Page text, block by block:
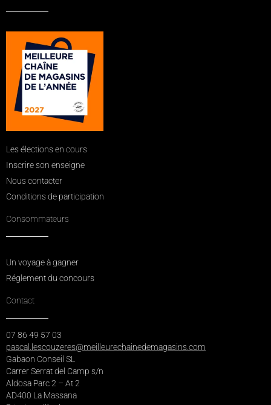
Les élections en cours
Inscrire son enseigne
Nous contacter
Conditions de participation
Consommateurs
Un voyage à gagner
Réglement du concours
Contact
07 86 49 57 03
pascal.lescouzeres@meilleurechainedemagasins.com
Gabaon Conseil SL
Carrer Serrat del Camp s/n
Aldosa Parc 2 – At 2
AD400 La Massana